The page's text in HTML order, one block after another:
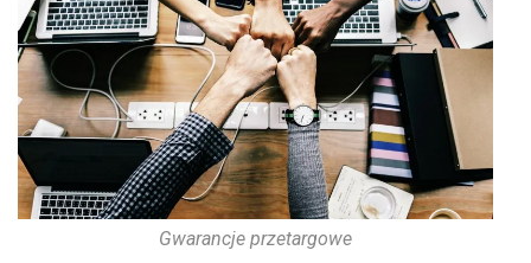
Gwarancje przetargowe